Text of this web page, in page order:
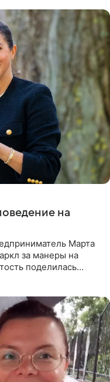
на
Марта
за манеры на
поделилась